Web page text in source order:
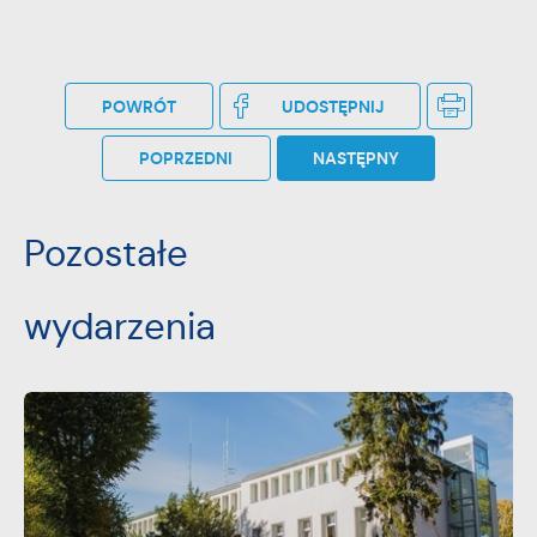
POWRÓT UDOSTĘPNIJ
POPRZEDNI NASTĘPNY
Pozostałe
wydarzenia